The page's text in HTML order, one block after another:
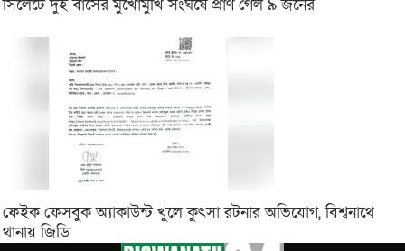
সিলেটে দুই বাসের মুখোমুখি সংঘর্ষে প্রাণ গেল ৯ জনের
ফেইক ফেসবুক অ্যাকাউন্ট খুলে কুৎসা রটনার অভিযোগ, বিশ্বনাথে
থানায় জিডি